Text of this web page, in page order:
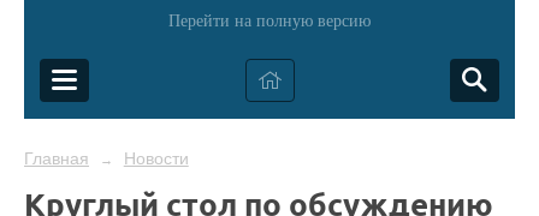
Перейти на полную версию
Главная → Новости
Круглый стол по обсуждению